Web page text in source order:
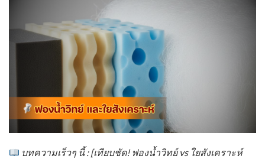
บทความเร็วๆ นี้ : [เทียบชัด! ฟองน้ำวิทย์ vs ใยสังเคราะห์